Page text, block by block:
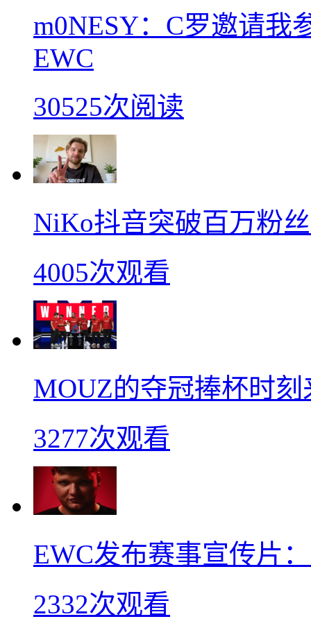
m0NESY：C罗邀请我
EWC
30525次阅读
NiKo抖音突破百万粉
4005次观看
MOUZ的夺冠捧杯时刻
3277次观看
EWC发布赛事宣传片
2332次观看